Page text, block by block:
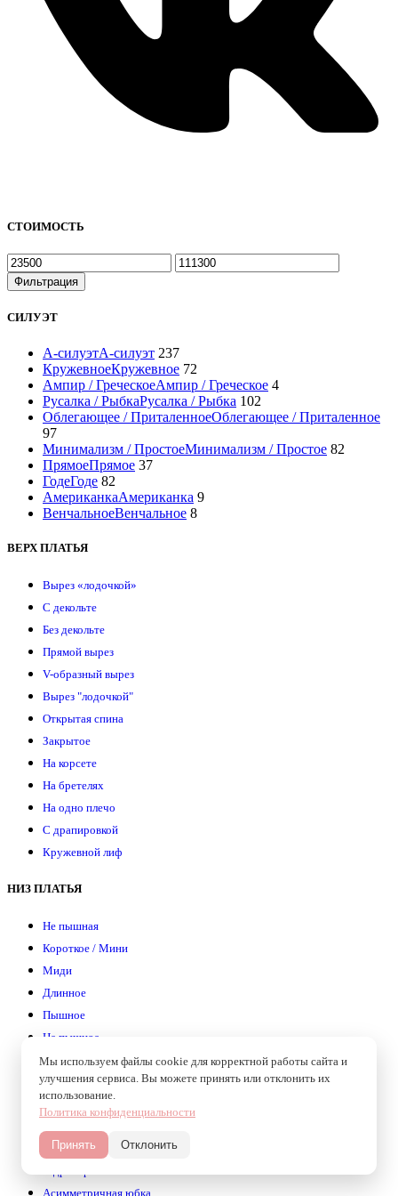
СТОИМОСТЬ
Минимальная
цена
Максимальная
цена
Фильтрация
СИЛУЭТ
А-силуэтА-силуэт 237
КружевноеКружевное 72
Ампир / ГреческоеАмпир / Греческое 4
Русалка / РыбкаРусалка / Рыбка 102
Облегающее / ПриталенноеОблегающее / Приталенное
97
Минимализм / ПростоеМинимализм / Простое 82
ПрямоеПрямое 37
ГодеГоде 82
АмериканкаАмериканка 9
ВенчальноеВенчальное 8
ВЕРХ ПЛАТЬЯ
Вырез «лодочкой»
С декольте
Без декольте
Прямой вырез
V-образный вырез
Вырез "лодочкой"
Открытая спина
Закрытое
На корсете
На бретелях
На одно плечо
С драпировкой
Кружевной лиф
НИЗ ПЛАТЬЯ
Не пышная
Короткое / Мини
Миди
Длинное
Пышное
Не пышное
Со шлейфом
Без шлейфа
Прямая юбка
Асимметричная юбка
Мы используем файлы cookie для корректной работы сайта и
улучшения сервиса. Вы можете принять или отклонить их
использование.
Политика конфиденциальности
Принять Отклонить